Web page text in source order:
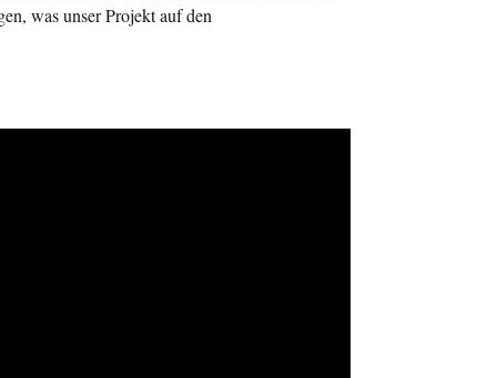
was unser Projekt auf den